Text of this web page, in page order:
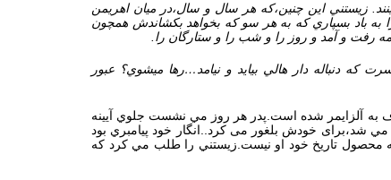
زيستنياين چنين،كه هر سال و سال،در ميان اهريمن
به باد بسپاري كه به هر سو كه بخواهد بكشاندش همچون
همه رفت و آمد و روز را و شب را و ستارگان را.
دنباله دار هالي بيايد و نيامد…رها ميشوي؟ عبور
به آلزايمر شده است.پدر هر روز مي نشست جلوي آيينه
شد،برای خودش بلغور می کرد..انگار خود پيامبري بود
محصول تاريخ خود او نيست.زيستني را طلب مي كرد كه